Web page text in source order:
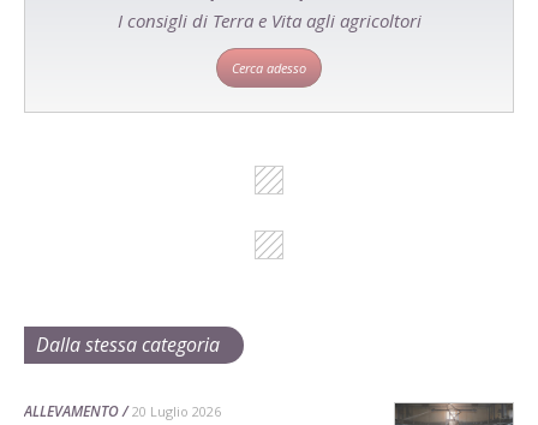
I consigli di Terra e Vita agli agricoltori
Cerca adesso
Dalla stessa categoria
ALLEVAMENTO 20 Luglio 2026